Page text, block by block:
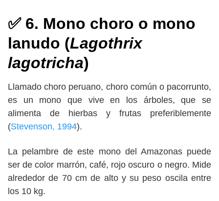
✅ 6. Mono choro o mono
lanudo (Lagothrix
lagotricha)
Llamado choro peruano, choro común o pacorrunto,
es un mono que vive en los árboles, que se
alimenta de hierbas y frutas preferiblemente
(Stevenson, 1994).
La pelambre de este mono del Amazonas puede
ser de color marrón, café, rojo oscuro o negro. Mide
alrededor de 70 cm de alto y su peso oscila entre
los 10 kg.